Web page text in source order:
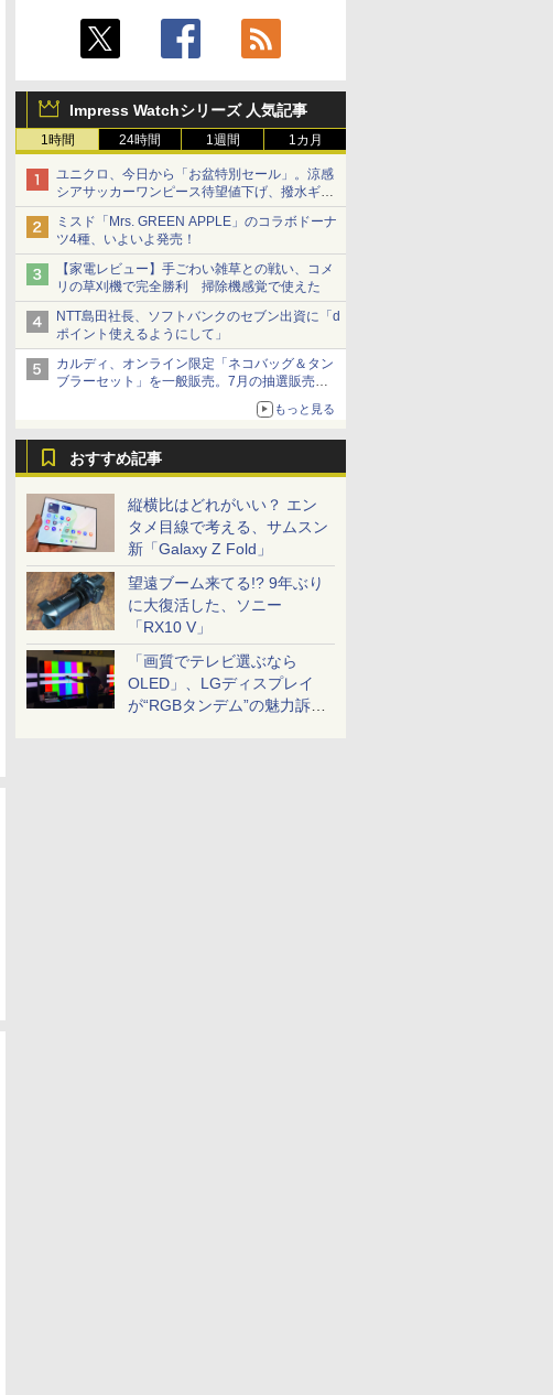
Impress Watchシリーズ 人気記事
1時間 24時間 1週間 1カ月
ユニクロ、今日から「お盆特別セール」。涼感
シアサッカーワンピース待望値下げ、撥水ギア
ショーツは1990円に
ミスド「Mrs. GREEN APPLE」のコラボドーナ
ツ4種、いよいよ発売！
【家電レビュー】手ごわい雑草との戦い、コメ
リの草刈機で完全勝利 掃除機感覚で使えた
NTT島田社長、ソフトバンクのセブン出資に「d
ポイント使えるようにして」
カルディ、オンライン限定「ネコバッグ＆タン
ブラーセット」を一般販売。7月の抽選販売の
もっと見る
おすすめ記事
縦横比はどれがいい？ エン
タメ目線で考える、サムスン
新「Galaxy Z Fold」
望遠ブーム来てる!? 9年ぶり
に大復活した、ソニー
「RX10 V」
「画質でテレビ選ぶなら
OLED」、LGディスプレイ
が“RGBタンデム”の魅力訴